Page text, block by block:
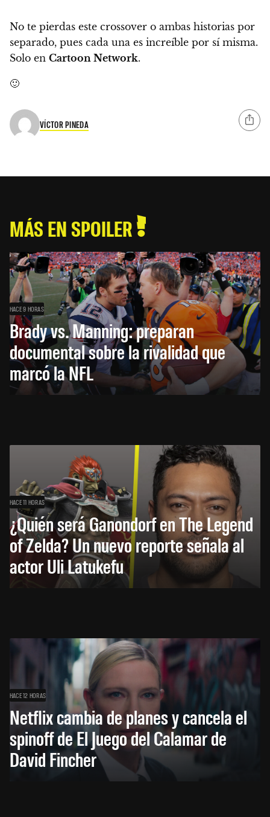
No te pierdas este crossover o ambas historias por
separado, pues cada una es increíble por sí misma.
Solo en Cartoon Network.
🙂
VÍCTOR PINEDA
MÁS EN SPOILER
HACE 9 HORAS
Brady vs. Manning: preparan
documental sobre la rivalidad que
marcó la NFL
HACE 11 HORAS
¿Quién será Ganondorf en The Legend
of Zelda? Un nuevo reporte señala al
actor Uli Latukefu
HACE 12 HORAS
Netflix cambia de planes y cancela el
spinoff de El Juego del Calamar de
David Fincher